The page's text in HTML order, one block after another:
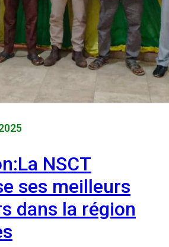
NSCT
ses meilleurs
dans la région